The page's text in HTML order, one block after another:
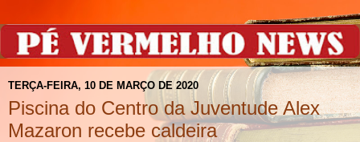
TERÇA-FEIRA, 10 DE MARÇO DE 2020
Piscina do Centro da Juventude Alex
Mazaron recebe caldeira